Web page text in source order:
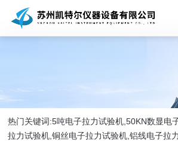
热门关键词:5吨电子拉力试验机,50KN数显电
拉力试验机,铜丝电子拉力试验机,铝线电子拉